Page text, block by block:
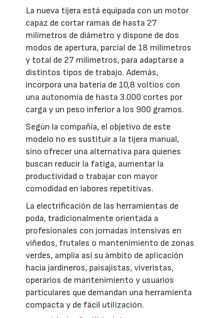
La nueva tijera está equipada con un motor
capaz de cortar ramas de hasta 27
milímetros de diámetro y dispone de dos
modos de apertura, parcial de 18 milímetros
y total de 27 milímetros, para adaptarse a
distintos tipos de trabajo. Además,
incorpora una batería de 10,8 voltios con
una autonomía de hasta 3.000 cortes por
carga y un peso inferior a los 900 gramos.
Según la compañía, el objetivo de este
modelo no es sustituir a la tijera manual,
sino ofrecer una alternativa para quienes
buscan reducir la fatiga, aumentar la
productividad o trabajar con mayor
comodidad en labores repetitivas.
La electrificación de las herramientas de
poda, tradicionalmente orientada a
profesionales con jornadas intensivas en
viñedos, frutales o mantenimiento de zonas
verdes, amplía así su ámbito de aplicación
hacia jardineros, paisajistas, viveristas,
operarios de mantenimiento y usuarios
particulares que demandan una herramienta
compacta y de fácil utilización.